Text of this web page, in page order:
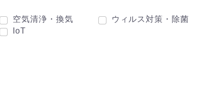
空気清浄・換気
ウィルス対策・除菌
IoT